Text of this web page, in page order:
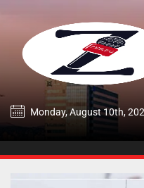
content
zereg.mn
Monday, August 10th,